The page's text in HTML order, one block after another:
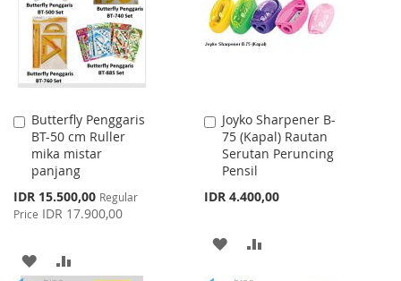
LIST
Butterfly Penggaris
BT-50 cm Ruller
mika mistar
panjang
Special
Price
IDR 15.500,00 Regular
Price IDR 17.900,00
Add
to
Cart
ADD
Joyko Sharpener B-
75 (Kapal) Rautan
Serutan Peruncing
Pensil
IDR 4.400,00
Add
to
Cart
ADD